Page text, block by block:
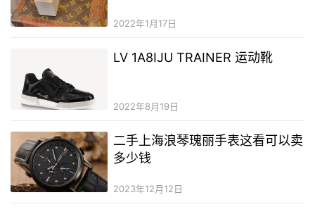
2022年1月17日
LV 1A8IJU TRAINER 运动靴
2022年8月19日
二手上海浪琴瑰丽手表这看可以卖
多少钱
2023年12月12日